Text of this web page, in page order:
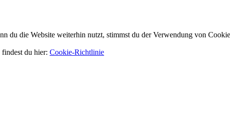
du die Website weiterhin nutzt, stimmst du der Verwendung von
du hier: Cookie-Richtlinie